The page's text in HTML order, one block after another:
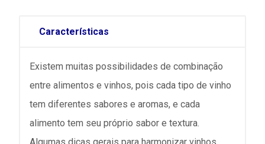
Características
Existem muitas possibilidades de combinação
entre alimentos e vinhos, pois cada tipo de vinho
tem diferentes sabores e aromas, e cada
alimento tem seu próprio sabor e textura.